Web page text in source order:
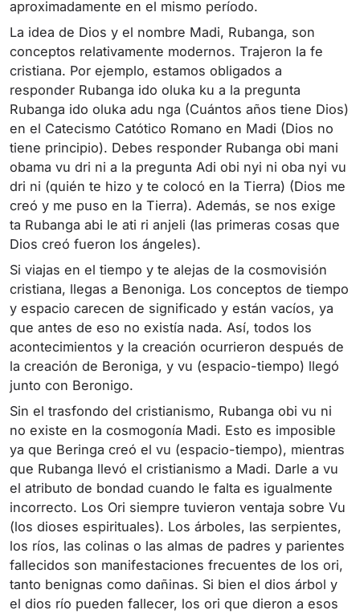
aproximadamente en el mismo período.
La idea de Dios y el nombre Madi, Rubanga, son
conceptos relativamente modernos. Trajeron la fe
cristiana. Por ejemplo, estamos obligados a
responder Rubanga ido oluka ku a la pregunta
Rubanga ido oluka adu nga (Cuántos años tiene Dios)
en el Catecismo Catótico Romano en Madi (Dios no
tiene principio). Debes responder Rubanga obi mani
obama vu dri ni a la pregunta Adi obi nyi ni oba nyi vu
dri ni (quién te hizo y te colocó en la Tierra) (Dios me
creó y me puso en la Tierra). Además, se nos exige
ta Rubanga abi le ati ri anjeli (las primeras cosas que
Dios creó fueron los ángeles).
Si viajas en el tiempo y te alejas de la cosmovisión
cristiana, llegas a Benoniga. Los conceptos de tiempo
y espacio carecen de significado y están vacíos, ya
que antes de eso no existía nada. Así, todos los
acontecimientos y la creación ocurrieron después de
la creación de Beroniga, y vu (espacio-tiempo) llegó
junto con Beronigo.
Sin el trasfondo del cristianismo, Rubanga obi vu ni
no existe en la cosmogonía Madi. Esto es imposible
ya que Beringa creó el vu (espacio-tiempo), mientras
que Rubanga llevó el cristianismo a Madi. Darle a vu
el atributo de bondad cuando le falta es igualmente
incorrecto. Los Ori siempre tuvieron ventaja sobre Vu
(los dioses espirituales). Los árboles, las serpientes,
los ríos, las colinas o las almas de padres y parientes
fallecidos son manifestaciones frecuentes de los ori,
tanto benignas como dañinas. Si bien el dios árbol y
el dios río pueden fallecer, los ori que dieron a esos